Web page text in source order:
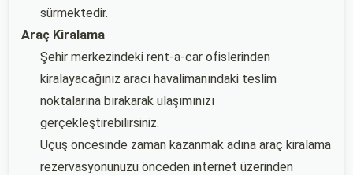
sürmektedir.
Araç Kiralama
Şehir merkezindeki rent-a-car ofislerinden
kiralayacağınız aracı havalimanındaki teslim
noktalarına bırakarak ulaşımınızı
gerçekleştirebilirsiniz.
Uçuş öncesinde zaman kazanmak adına araç kiralama
rezervasyonunuzu önceden internet üzerinden